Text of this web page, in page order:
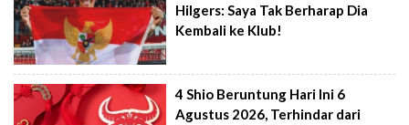
Hilgers: Saya Tak Berharap Dia
Kembali ke Klub!
4 Shio Beruntung Hari Ini 6
Agustus 2026, Terhindar dari